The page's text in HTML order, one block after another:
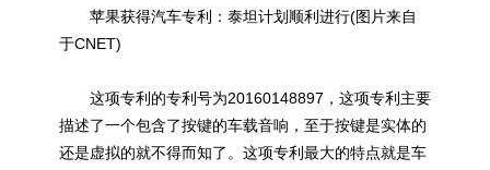
苹果获得汽车专利：泰坦计划顺利进行(图片来自
于CNET)
这项专利的专利号为20160148897，这项专利主要
描述了一个包含了按键的车载音响，至于按键是实体的
还是虚拟的就不得而知了。这项专利最大的特点就是车